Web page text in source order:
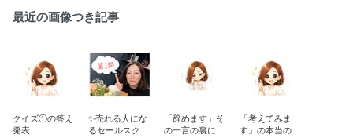
最近の画像つき記事
クイズ①の答え
発表
✨売れる人にな
るセールスクイ
「辞めます」そ
の一言の裏にあ
「考えてみま
す」の本当の意